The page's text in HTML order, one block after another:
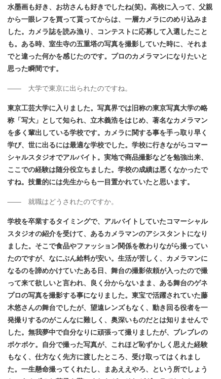
水墨画も好き、お坊さんも好きでしたね(笑)。高校に入って、父親
から一眼レフを買って貰ってからは、一層カメラにのめり込みま
した。カメラ誌を読み漁り、コンテストに応募して入選したこと
も。ある時、室生寺の五重塔の写真を撮影していた時に、それま
でと違った何かを感じたのです。プロのカメラマンになりたいと
思った瞬間です。
―― 大学で東京に出られたのですね。
東京工芸大学に入りました。写真界では旧称の東京写真大学の略
称「写大」として知られ、立木義浩をはじめ、著名なカメラマン
を多く輩出している学校です。カメラに関する事を手っ取り早く
学び、世に出るには最適な学校でした。学校に行きながらコマー
シャルスタジオでアルバイト。実地で商品撮影などを勉強出来、
ここでの経験は随分役立ちました。学校の成績は悪くなかったで
すね。技量的には先生からも一目置かれていたと思います。
―― 就職はどうされたのですか。
学校を卒業するタイミングで、アルバイトしていたコマーシャル
スタジオの紹介を受けて、あるカメラマンのアシスタントになり
ました。そこで食品やファッション関係を教わりながら撮ってい
たのですが、なにぶん給料が安い。生活が苦しく、カメラマンに
なるのを諦めかけていたある日、舞台の撮影依頼が入ったので撮
って来て欲しいと言われ、良く分からないまま、ある舞台のゲネ
プロの写真を撮影する事になりました。東宝で活躍されていた藤
木悠さんの舞台でしたが、望遠レンズもなく、動き回る役者を一
発撮りするのがこんなに難しく、奥深いものだとは知りませんで
した。無我夢中で自分なりに頑張って撮りましたが、ブレブレの
ボケボケ。自分で撮った写真が、これほど恥ずかしく思えた経験
もなく、仕方なく先方に渡したところ、受け取ってはくれまし
た。一生懸命撮ってくれたし、まあええやろ、という所でしょう